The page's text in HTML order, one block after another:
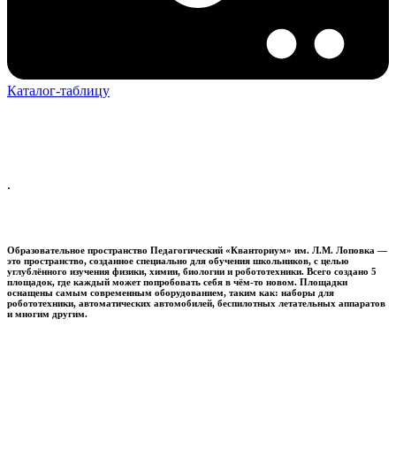
Каталог-таблицу
.
Образовательное пространство Педагогический «Кванториум» им. Л.М. Лоповка —
это пространство, созданное специально для обучения школьников, с целью
углублённого изучения физики, химии, биологии и робототехники. Всего создано 5
площадок, где каждый может попробовать себя в чём-то новом. Площадки
оснащены самым современным оборудованием, таким как: наборы для
робототехники, автоматических автомобилей, беспилотных летательных аппаратов
и многим другим.